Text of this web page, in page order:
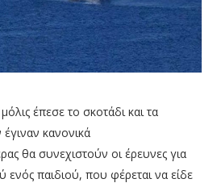
έπεσε το σκοτάδι και τα
κανονικά
θα συνεχιστούν οι έρευνες για
ενός παιδιού, που φέρεται να είδε